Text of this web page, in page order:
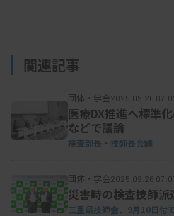
多根総合病院（大阪市）
ブアドバイザー。66歳。大
属。
●西浦氏、学会の在り方「
関連記事
団体・学会2025.09.26
医療DX推進へ標準
などで議論
検査部長・技師長会議
団体・学会2025.09.26 07:01
災害時の検査技師
三重県技師会、9月10日付